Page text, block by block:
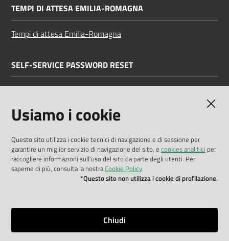
TEMPI DI ATTESA EMILIA-ROMAGNA
Tempi di attesa Emilia-Romagna
SELF-SERVICE PASSWORD RESET
Dichiarazione di accessibilità
Privacy policy
Mappa del sito
Usiamo i cookie
Questo sito utilizza i cookie tecnici di navigazione e di sessione per
garantire un miglior servizio di navigazione del sito, e cookies analitici per
raccogliere informazioni sull'uso del sito da parte degli utenti. Per
saperne di più, consulta la nostraCookie Policy.
*Questo sito non utilizza i cookie di profilazione.
Chiudi